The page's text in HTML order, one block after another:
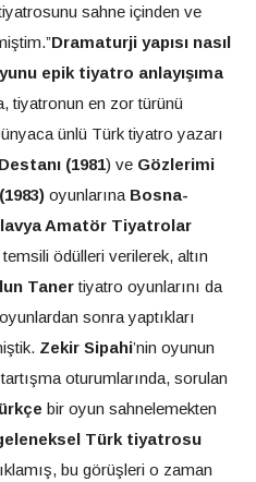
sahne içinden ve
Dramaturji yapısı nasıl
epik tiyatro anlayışıma
tiyatronun en zor türünü
ünlü Türk tiyatro yazarı
(1981) ve Gözlerimi
oyunlarına Bosna-
Amatör Tiyatrolar
ödülleri verilerek, altın
Tanertiyatro oyunlarını da
sonra yaptıkları
Zekir Sipahi’nin oyunun
oturumlarında, sorulan
bir oyun sahnelemekten
Türk tiyatrosu
bu görüşleri o zaman